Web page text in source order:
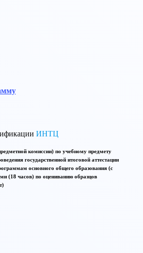
ИНТЦ
комиссии) по учебному предмету
государственной итоговой аттестации
основного общего образования (с
(18 часов) по оцениванию образцов